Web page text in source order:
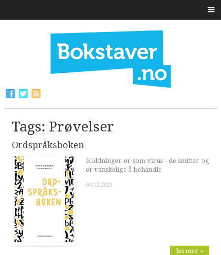
Tags: Prøvelser
Ordspråksboken
Holdninger er som virus - de smitter og
er vanskelige å behandle
04.12.2023
les mer »